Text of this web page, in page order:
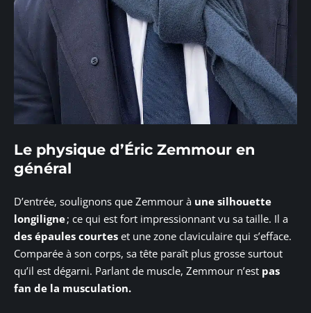
Le physique d’Éric Zemmour en
général
D’entrée, soulignons que Zemmour à une silhouette
longiligne; ce qui est fort impressionnant vu sa taille. Il a
des épaules courtes et une zone claviculaire qui s’efface.
Comparée à son corps, sa tête paraît plus grosse surtout
qu’il est dégarni. Parlant de muscle, Zemmour n’est pas
fan de la musculation.